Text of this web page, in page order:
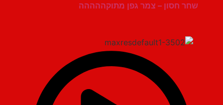
שחר חסון – צמר גפן מתוקההההה